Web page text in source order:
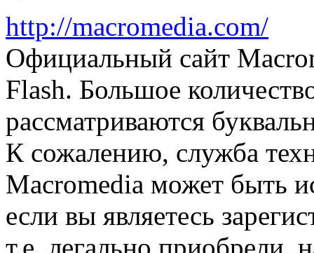
http://macromedia.com/
Официальный сайт
Flash. Большое
рассматриваются
К сожалению, служба
Macromedia может быть
если вы являетесь